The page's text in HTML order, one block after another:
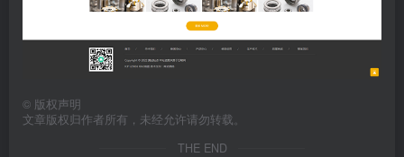
© 版权声明
文章版权归作者所有，未经允许请勿转载。
THE END